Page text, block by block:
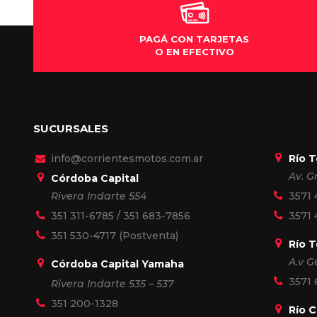
PAGÁ CON TARJETAS
O EN EFECTIVO
SUCURSALES
info@corrientesmotos.com.ar
Córdoba Capital
Rivera Indarte 554
351 311-6785 / 351 683-7856
351 530-4717 (Postventa)
Córdoba Capital Yamaha
Rivera Indarte 535 – 537
351 200-1328
Río
Av.
3571
3571
Río
A.v
3571
Río